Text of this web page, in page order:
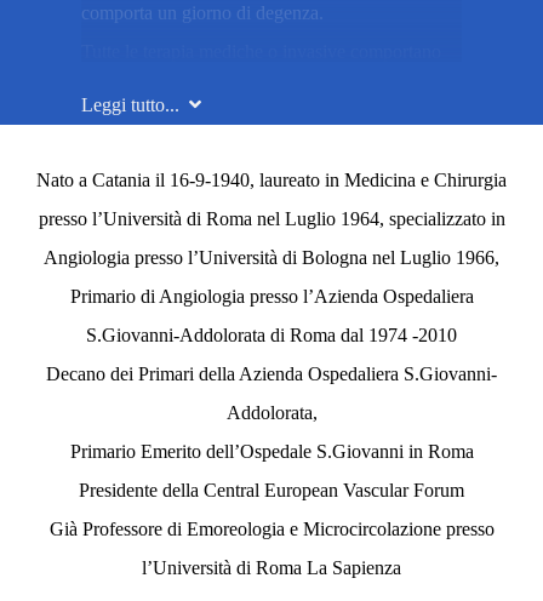
comporta un giorno di degenza.
medianteEcocolorDoppler, esame che viene
Le ulcerazioni delle gambe vengono trattate con
bendaggi compressivi e medicazioni
microcircolo, alterazioni della
Leggi tutto...
Nato a Catania il 16-9-1940, laureato in Medicina e Chirurgia
presso l’Università di Roma nel Luglio 1964, specializzato in
Angiologia presso l’Università di Bologna nel Luglio 1966,
Primario di Angiologia presso l’Azienda Ospedaliera
S.Giovanni-Addolorata di Roma dal 1974 -2010
Decano dei Primari della Azienda Ospedaliera S.Giovanni-
Addolorata,
Primario Emerito dell’Ospedale S.Giovanni in Roma
Presidente della Central European Vascular Forum
Già Professore di Emoreologia e Microcircolazione presso
l’Università di Roma La Sapienza